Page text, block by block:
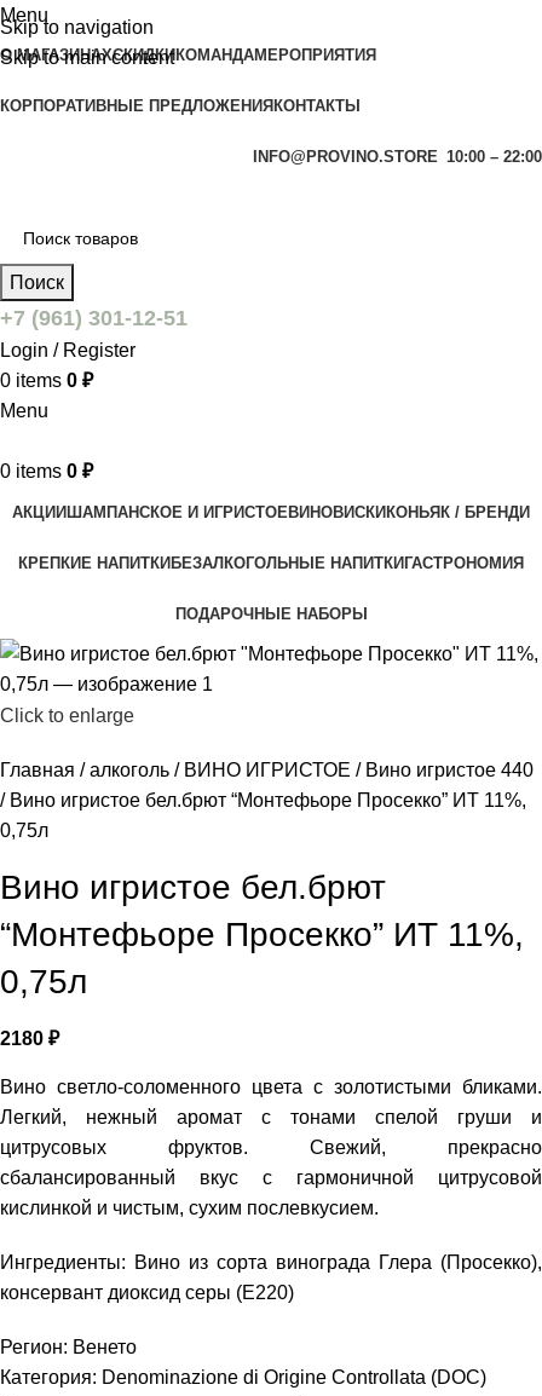
Skip to navigation
Skip to main content
Menu
О МАГАЗИНАХСКИДКИКОМАНДАМЕРОПРИЯТИЯ
КОРПОРАТИВНЫЕ ПРЕДЛОЖЕНИЯ КОНТАКТЫ
INFO@PROVINO.STORE 10:00 – 22:00
Поиск
+7 (961) 301-12-51
Login / Register
0 items 0 ₽
Menu
0 items 0 ₽
АКЦИИШАМПАНСКОЕ И ИГРИСТОЕВИНОВИСКИКОНЬЯК / БРЕНДИ
КРЕПКИЕ НАПИТКИБЕЗАЛКОГОЛЬНЫЕ НАПИТКИГАСТРОНОМИЯ
ПОДАРОЧНЫЕ НАБОРЫ
Click to enlarge
Главная алкоголь ВИНО ИГРИСТОЕ
Вино игристое 440
Вино игристое бел.брют “Монтефьоре Просекко” ИТ 11%,
0,75л
Вино игристое бел.брют
“Монтефьоре Просекко” ИТ 11%,
0,75л
2180 ₽
Вино светло-соломенного цвета с золотистыми бликами.
Легкий, нежный аромат с тонами спелой груши и
цитрусовых фруктов. Свежий, прекрасно
сбалансированный вкус с гармоничной цитрусовой
кислинкой и чистым, сухим послевкусием.
Ингредиенты: Вино из сорта винограда Глера (Просекко),
консервант диоксид серы (Е220)
Регион: Венето
Категория: Denominazione di Origine Controllata (DOC)